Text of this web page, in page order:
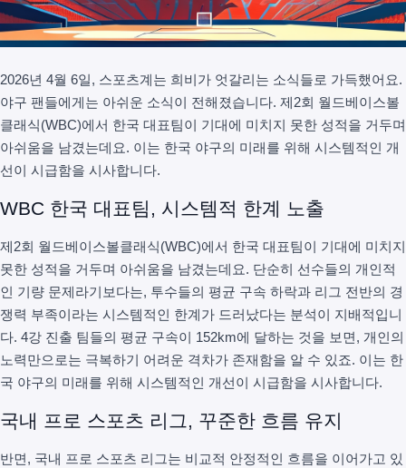
2026년 4월 6일, 스포츠계는 희비가 엇갈리는 소식들로 가득했어요.
야구 팬들에게는 아쉬운 소식이 전해졌습니다. 제2회 월드베이스볼
클래식(WBC)에서 한국 대표팀이 기대에 미치지 못한 성적을 거두며
아쉬움을 남겼는데요. 이는 한국 야구의 미래를 위해 시스템적인 개
선이 시급함을 시사합니다.
WBC 한국 대표팀, 시스템적 한계 노출
제2회 월드베이스볼클래식(WBC)에서 한국 대표팀이 기대에 미치지
못한 성적을 거두며 아쉬움을 남겼는데요. 단순히 선수들의 개인적
인 기량 문제라기보다는, 투수들의 평균 구속 하락과 리그 전반의 경
쟁력 부족이라는 시스템적인 한계가 드러났다는 분석이 지배적입니
다. 4강 진출 팀들의 평균 구속이 152km에 달하는 것을 보면, 개인의
노력만으로는 극복하기 어려운 격차가 존재함을 알 수 있죠. 이는 한
국 야구의 미래를 위해 시스템적인 개선이 시급함을 시사합니다.
국내 프로 스포츠 리그, 꾸준한 흐름 유지
반면, 국내 프로 스포츠 리그는 비교적 안정적인 흐름을 이어가고 있